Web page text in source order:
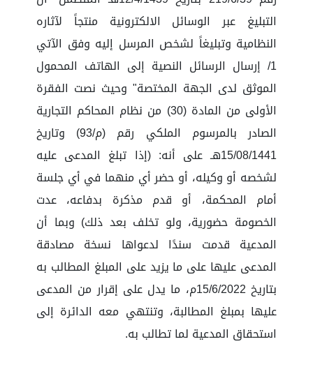
التبليغ عبر الوسائل الالكترونية منتجاً لآثاره
النظامية وتبليغاً لشخص المرسل إليه وفق الآتي
1/ إرسال الرسائل النصية إلى الهاتف المحمول
الموثق لدى الجهة المختصة" وحيث نصت الفقرة
الأولى من المادة (30) من نظام المحاكم التجارية
الصادر بالمرسوم الملكي رقم (م/93) وتاريخ
15/08/1441هـ على أنه: (إذا تبلغ المدعى عليه
لشخصه أو وكيله، أو حضر أي منهما في أي جلسة
أمام المحكمة، أو قدم مذكرة بدفاعه، عدت
الخصومة حضورية، ولو تخلف بعد ذلك) وبما أن
المدعية قدمت سندًا لدعواها نسخة مصادقة
المدعى عليها على ما يزيد على المبلغ المطالب به
بتاريخ 15/6/2022م، ما يدل على إقرار من المدعى
عليها بمبلغ المطالبة، وتنتهي معه الدائرة إلى
استحقاق المدعية لما تطالب به.